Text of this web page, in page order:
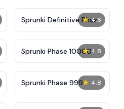
★ 4.6
Sprunki Definitive Phase
7
★ 4.8
Sprunki Phase 10000
★ 4.8
Sprunki Phase 999